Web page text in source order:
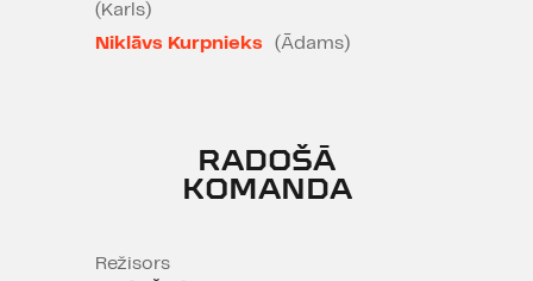
aktieri smalki jūt robežu, aiz kuras
otrajā cēlienā krīt maskas un
Henrieta Verhoustinska, "Kultūras
Diena" 05.01.2023.
(Karls)
Niklāvs Kurpnieks
(Ādams)
RADOŠĀ
KOMANDA
Režisors